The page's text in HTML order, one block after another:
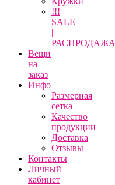
!!!
SALE
|
РАСПРОДАЖА
Вещи
на
заказ
Инфо
Размерная
сетка
Качество
продукции
Доставка
Отзывы
Контакты
Личный
кабинет